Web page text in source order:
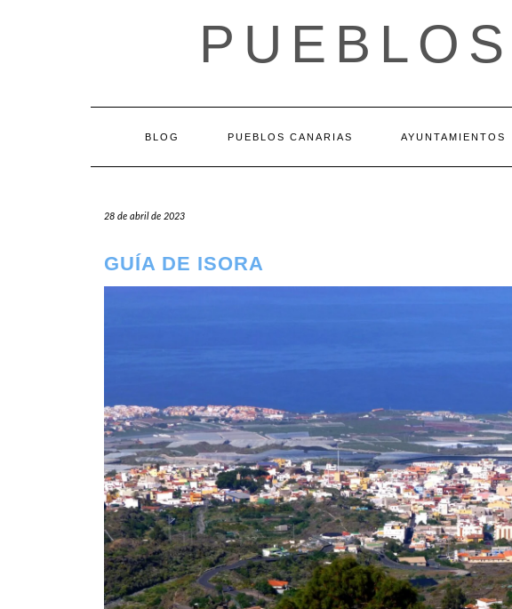
BLOG PUEBLOS CANARIAS AYUNTAMIENTOS
28 de abril de 2023
GUÍA DE ISORA